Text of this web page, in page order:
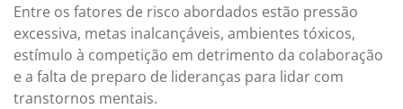
Entre os fatores de risco abordados estão pressão
excessiva, metas inalcançáveis, ambientes tóxicos,
estímulo à competição em detrimento da colaboração
e a falta de preparo de lideranças para lidar com
transtornos mentais.